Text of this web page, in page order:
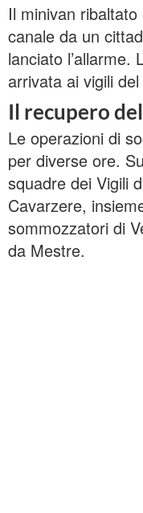
Il minivan
canale da un
lanciato l’allarme.
arrivata ai vigili
Il recupero
Le operazioni di
per diverse ore.
squadre dei Vigili
Cavarzere,
sommozzatori di
da Mestre.